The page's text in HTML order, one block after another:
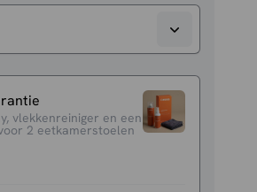
vlekkenreiniger en een
2 eetkamerstoelen